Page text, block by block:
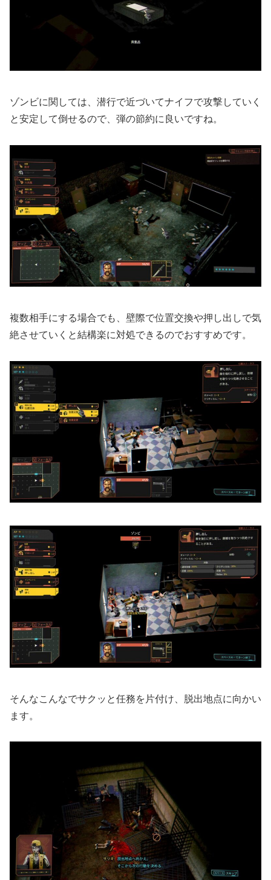
ゾンビに関しては、潜行で近づいてナイフで攻撃していく
と安定して倒せるので、弾の節約に良いですね。
複数相手にする場合でも、壁際で位置交換や押し出しで気
絶させていくと結構楽に対処できるのでおすすめです。
そんなこんなでサクッと任務を片付け、脱出地点に向かい
ます。